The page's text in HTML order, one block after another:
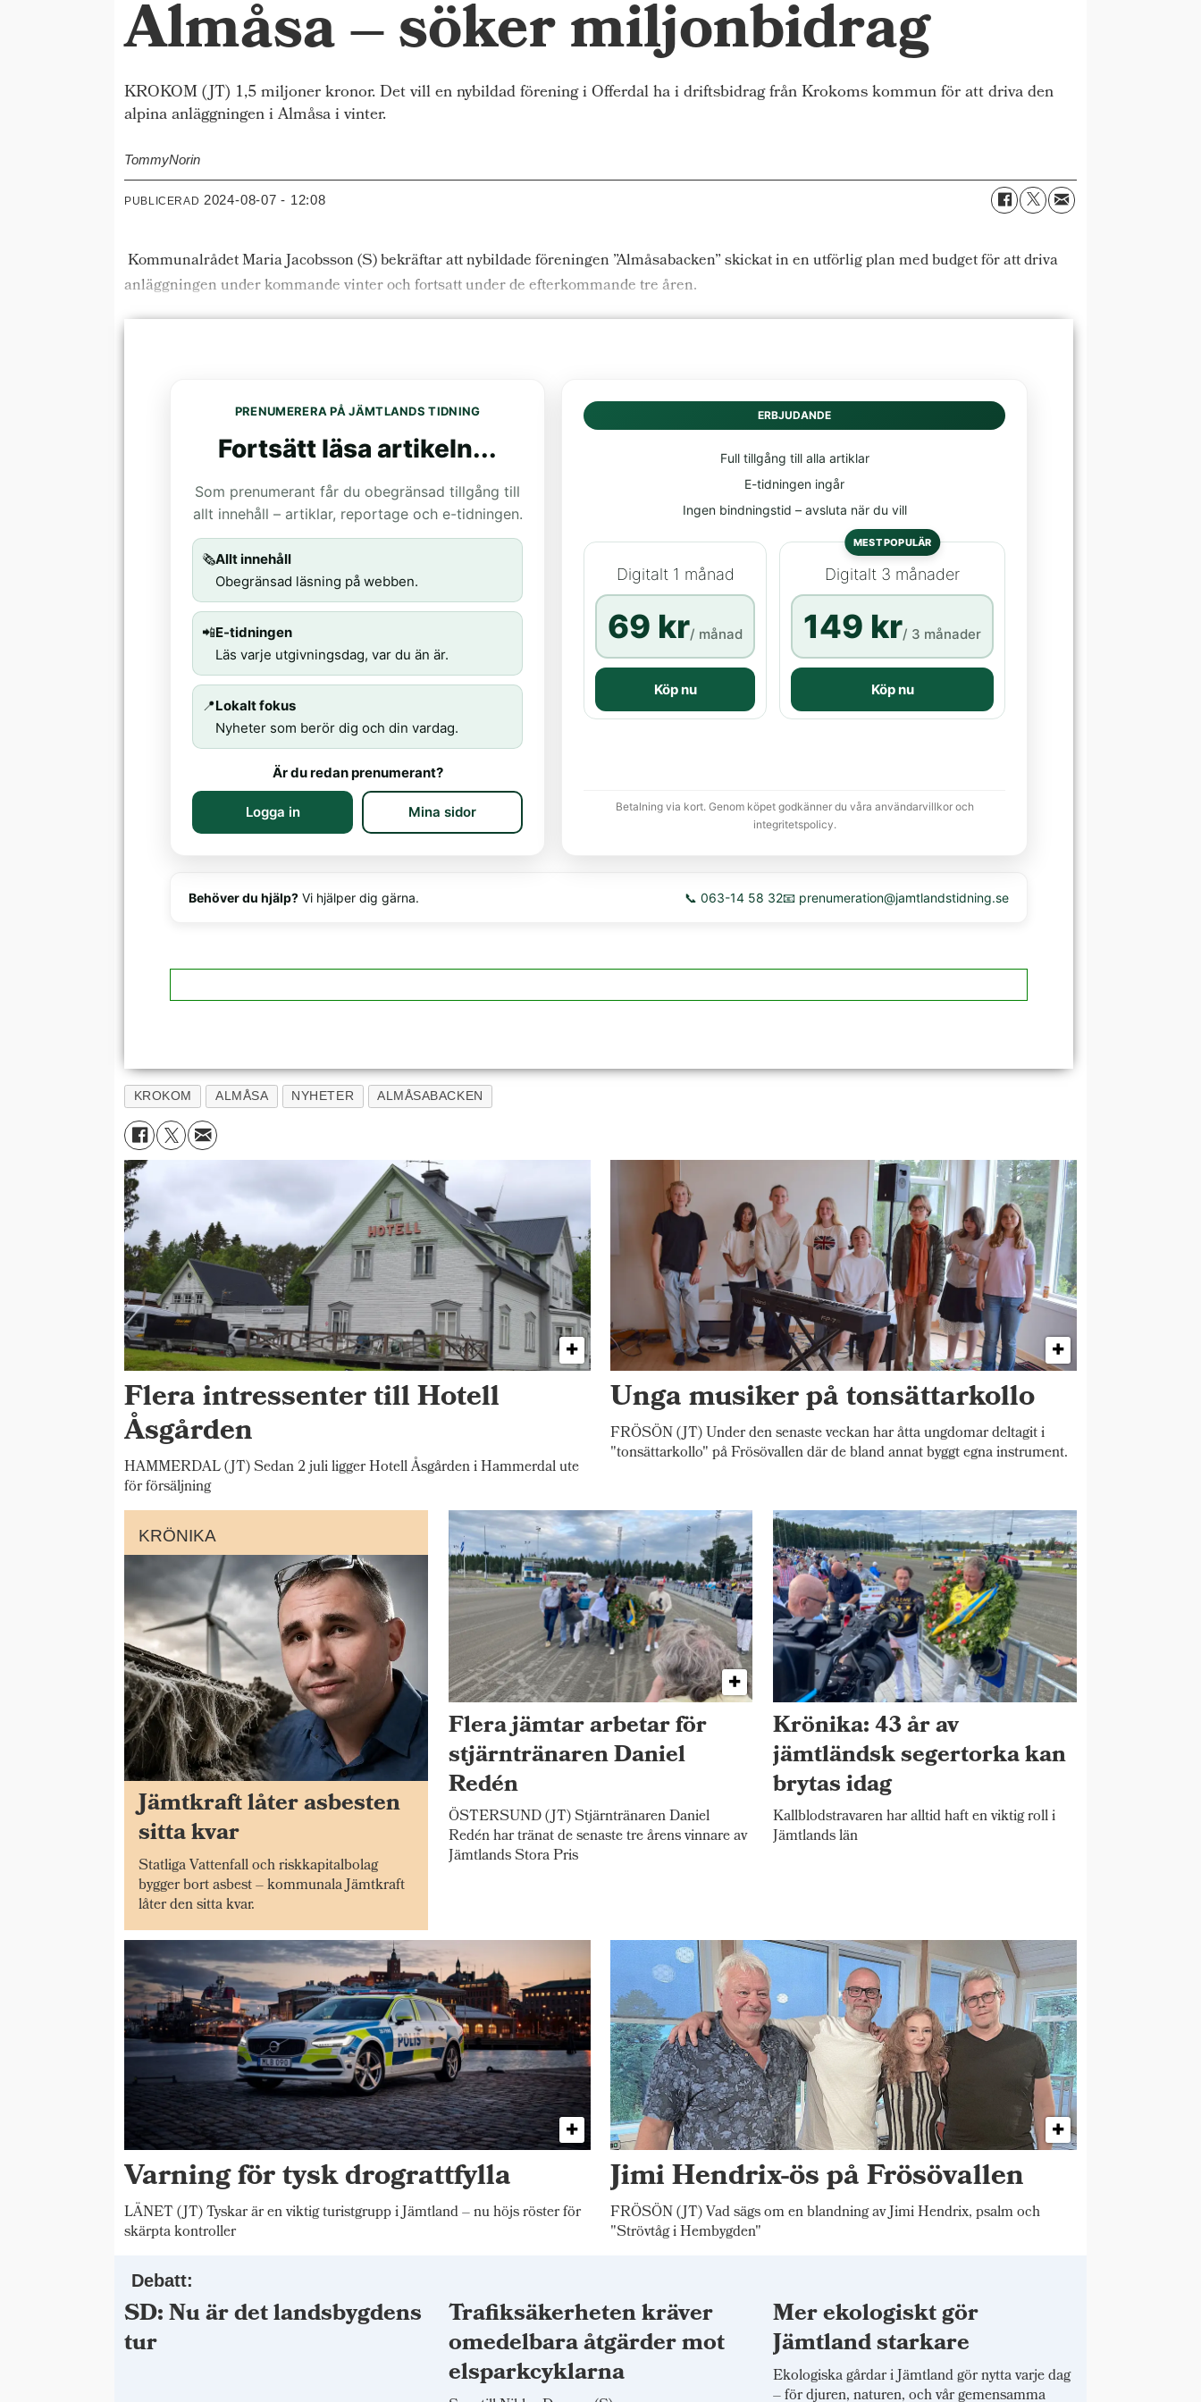
Almåsa – söker miljonbidrag
KROKOM (JT) 1,5 miljoner kronor. Det vill en nybildad förening i Offerdal ha i driftsbidrag från Krokoms kommun för att driva den
alpina anläggningen i Almåsa i vinter.
TommyNorin
PUBLICERAD 2024-08-07 - 12:08
Kommunalrådet Maria Jacobsson (S) bekräftar att nybildade föreningen ”Almåsabacken” skickat in en utförlig plan med budget för att driva
anläggningen under kommande vinter och fortsatt under de efterkommande tre åren.
PRENUMERERA PÅ JÄMTLANDS TIDNING
Fortsätt läsa artikeln...
Som prenumerant får du obegränsad tillgång till
allt innehåll – artiklar, reportage och e-tidningen.
🗞️Allt innehåll
Obegränsad läsning på webben.
📲E-tidningen
Läs varje utgivningsdag, var du än är.
📍Lokalt fokus
Nyheter som berör dig och din vardag.
Är du redan prenumerant?
Logga in Mina sidor
ERBJUDANDE
Full tillgång till alla artiklar
E-tidningen ingår
Ingen bindningstid – avsluta när du vill
Digitalt 1 månad
69 kr/ månad
Köp nu
MEST POPULÄR
Digitalt 3 månader
149 kr/ 3 månader
Köp nu
Betalning via kort. Genom köpet godkänner du våra användarvillkor och
integritetspolicy.
Behöver du hjälp? Vi hjälper dig gärna. 📞 063-14 58 32📧 prenumeration@jamtlandstidning.se
KROKOM ALMÅSA NYHETER ALMÅSABACKEN
Flera intressenter till Hotell
Åsgården
HAMMERDAL (JT) Sedan 2 juli ligger Hotell Åsgården i Hammerdal ute
för försäljning
Unga musiker på tonsättarkollo
FRÖSÖN (JT) Under den senaste veckan har åtta ungdomar deltagit i
"tonsättarkollo" på Frösövallen där de bland annat byggt egna instrument.
KRÖNIKA
Jämtkraft låter asbesten
sitta kvar
Statliga Vattenfall och riskkapitalbolag
bygger bort asbest – kommunala Jämtkraft
låter den sitta kvar.
Flera jämtar arbetar för
stjärntränaren Daniel
Redén
ÖSTERSUND (JT) Stjärntränaren Daniel
Redén har tränat de senaste tre årens vinnare av
Jämtlands Stora Pris
Krönika: 43 år av
jämtländsk segertorka kan
brytas idag
Kallblodstravaren har alltid haft en viktig roll i
Jämtlands län
Varning för tysk drograttfylla
LÄNET (JT) Tyskar är en viktig turistgrupp i Jämtland – nu höjs röster för
skärpta kontroller
Jimi Hendrix-ös på Frösövallen
FRÖSÖN (JT) Vad sägs om en blandning av Jimi Hendrix, psalm och
"Strövtåg i Hembygden"
Debatt:
SD: Nu är det landsbygdens
tur
Trafiksäkerheten kräver
omedelbara åtgärder mot
elsparkcyklarna
Mer ekologiskt gör
Jämtland starkare
Ekologiska gårdar i Jämtland gör nytta varje dag
– för djuren, naturen, och vår gemensamma